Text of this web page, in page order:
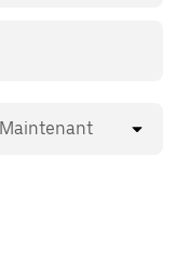
vous assurer de
Maintenant